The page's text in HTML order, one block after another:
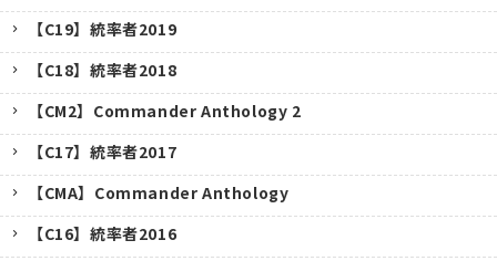
【C19】統率者2019
【C18】統率者2018
【CM2】Commander Anthology 2
【C17】統率者2017
【CMA】Commander Anthology
【C16】統率者2016